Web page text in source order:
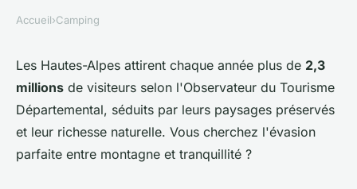
CAMPING
Éveillez votre esprit
aventurier au camping
Hautes-Alpes !
Hugo•14 janvier 2026•7 min de lecture
Accueil›Camping
Les Hautes-Alpes attirent chaque année plus de 2,3
millions de visiteurs selon l'Observateur du Tourisme
Départemental, séduits par leurs paysages préservés
et leur richesse naturelle. Vous cherchez l'évasion
parfaite entre montagne et tranquillité ?